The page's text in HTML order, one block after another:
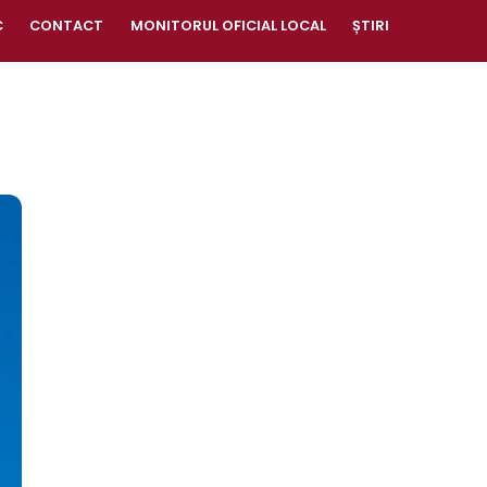
CONTACT MONITORUL OFICIAL LOCAL ȘTIRI